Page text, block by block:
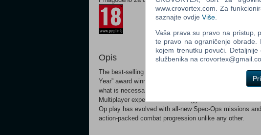
Opis
The best-selling first person action series of all-time
Year” award winner, Call of Duty®: Modern Warfare® 2.
what is necessary? Prepare yourself for a cinematic
Multiplayer experience returns bigger and better than
Op play has evolved with all-new Spec-Ops missions
action-packed combat progression unlike any other.
www.crovortex.com. Za
saznajte ovdje Više
Vaša prava su pravo na pristup,
te pravo na ograničenje obrade.
kojem trenutku povući.
službenika na